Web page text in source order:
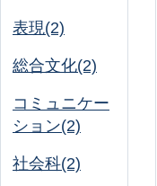
表現(2)
総合文化(2)
コミュニケー
ション(2)
社会科(2)